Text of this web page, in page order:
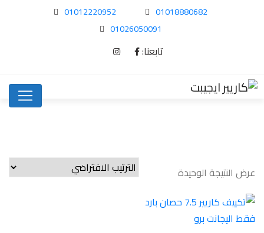
01018880682
01012220952
01026050091
تابعنا:
عرض النتيجة الوحيدة